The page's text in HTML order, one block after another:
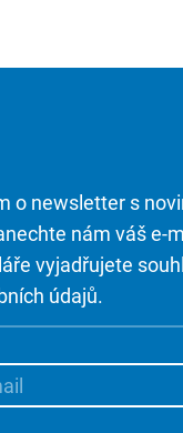
o newsletter s
nám váš e-
vyjadřujete
údajů.